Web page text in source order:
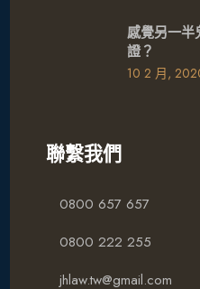
感覺另一半
證？
10 2 月,
聯繫我們
0800 657 657
0800 222 255
jhlaw.tw@gmail.com